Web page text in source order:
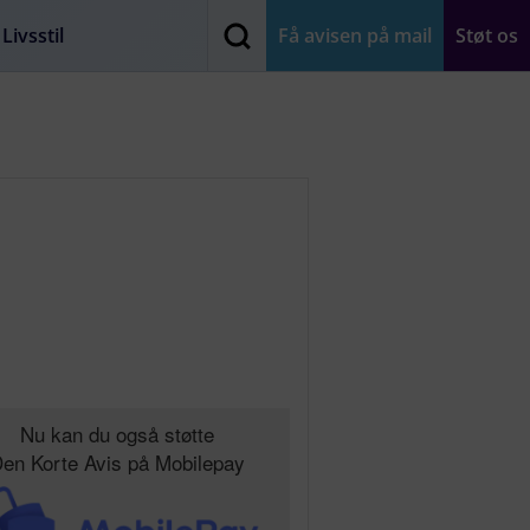
Få avisen på mail Støt os
Livsstil
Nu kan du også støtte
Korte Avis på Mobilepay